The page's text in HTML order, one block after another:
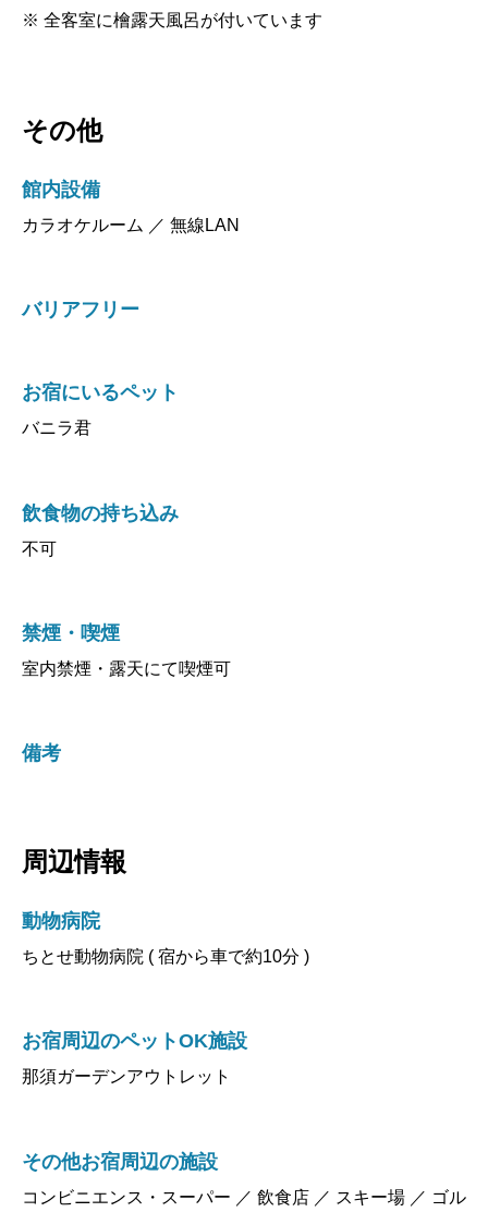
※ 全客室に檜露天風呂が付いています
その他
館内設備
カラオケルーム ／ 無線LAN
バリアフリー
お宿にいるペット
バニラ君
飲食物の持ち込み
不可
禁煙・喫煙
室内禁煙・露天にて喫煙可
備考
周辺情報
動物病院
ちとせ動物病院 ( 宿から車で約10分 )
お宿周辺のペットOK施設
那須ガーデンアウトレット
その他お宿周辺の施設
コンビニエンス・スーパー ／ 飲食店 ／ スキー場 ／ ゴル